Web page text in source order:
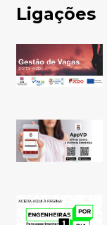
Ligações